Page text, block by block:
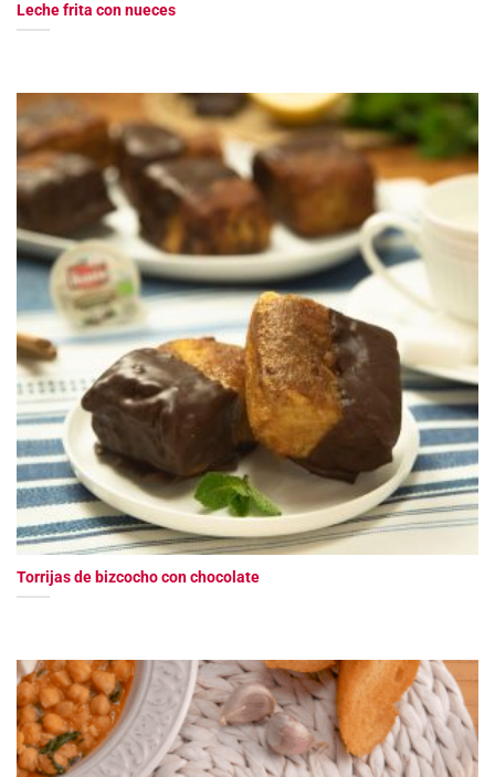
Leche frita con nueces
Torrijas de bizcocho con chocolate